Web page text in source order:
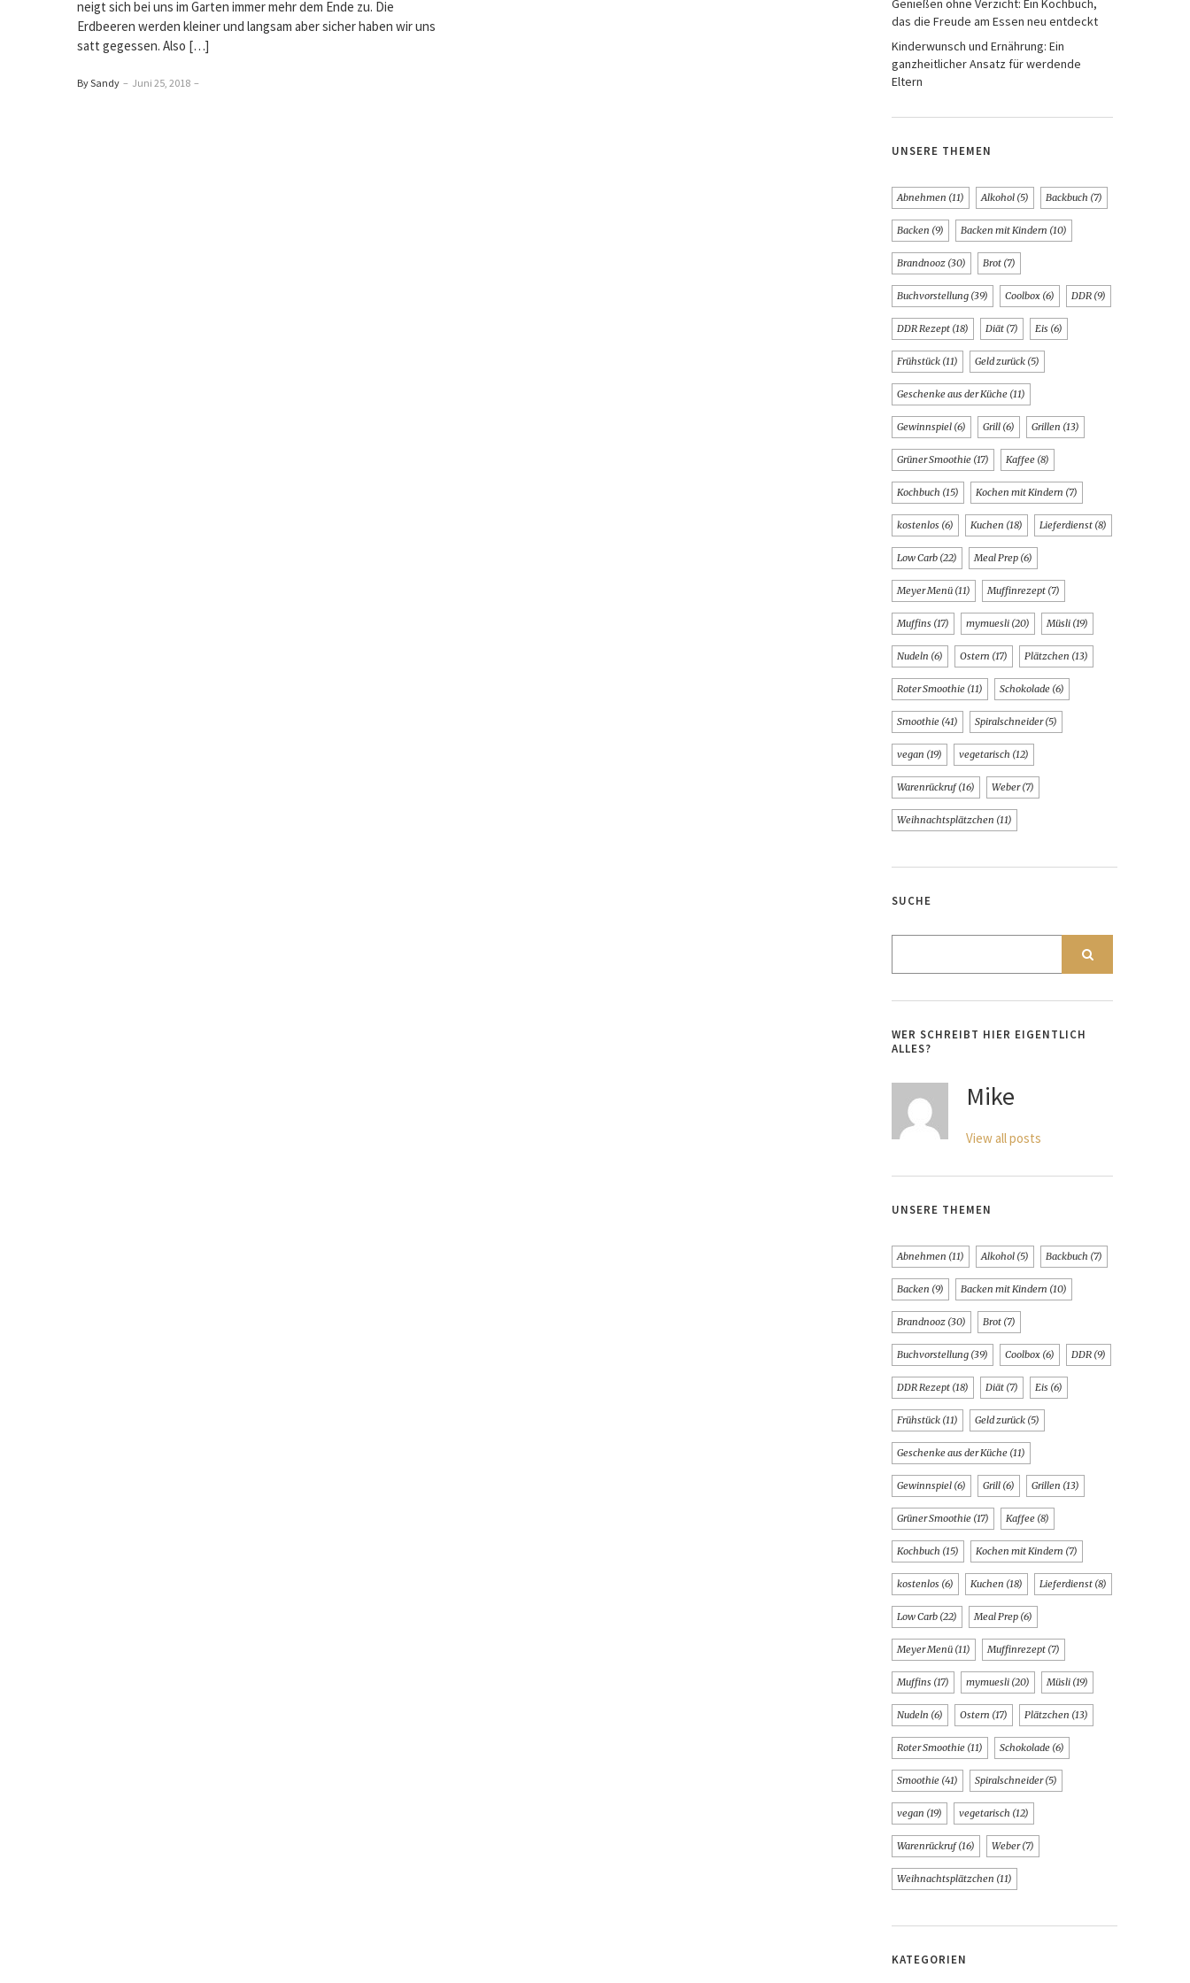
neigt sich bei uns im Garten immer mehr dem Ende zu. Die
Erdbeeren werden kleiner und langsam aber sicher haben wir uns
satt gegessen. Also […]
By Sandy – Juni 25, 2018 –
Genießen ohne Verzicht: Ein Kochbuch,
das die Freude am Essen neu entdeckt
Kinderwunsch und Ernährung: Ein
ganzheitlicher Ansatz für werdende
Eltern
UNSERE THEMEN
Abnehmen (11) Alkohol (5) Backbuch (7)
Backen (9) Backen mit Kindern (10)
Brandnooz (30) Brot (7)
Buchvorstellung (39) Coolbox (6) DDR (9)
DDR Rezept (18) Diät (7) Eis (6)
Frühstück (11) Geld zurück (5)
Geschenke aus der Küche (11)
Gewinnspiel (6) Grill (6) Grillen (13)
Grüner Smoothie (17) Kaffee (8)
Kochbuch (15) Kochen mit Kindern (7)
kostenlos (6) Kuchen (18) Lieferdienst (8)
Low Carb (22) Meal Prep (6)
Meyer Menü (11) Muffinrezept (7)
Muffins (17) mymuesli (20) Müsli (19)
Nudeln (6) Ostern (17) Plätzchen (13)
Roter Smoothie (11) Schokolade (6)
Smoothie (41) Spiralschneider(5)
vegan (19) vegetarisch (12)
Warenrückruf(16) Weber(7)
Weihnachtsplätzchen (11)
SUCHE
WER SCHREIBT HIER EIGENTLICH
ALLES?
Mike
View all posts
UNSERE THEMEN
Abnehmen (11) Alkohol (5) Backbuch (7)
Backen (9) Backen mit Kindern (10)
Brandnooz (30) Brot (7)
Buchvorstellung (39) Coolbox (6) DDR (9)
DDR Rezept (18) Diät (7) Eis (6)
Frühstück (11) Geld zurück (5)
Geschenke aus der Küche (11)
Gewinnspiel (6) Grill (6) Grillen (13)
Grüner Smoothie (17) Kaffee (8)
Kochbuch (15) Kochen mit Kindern (7)
kostenlos (6) Kuchen (18) Lieferdienst (8)
Low Carb (22) Meal Prep (6)
Meyer Menü (11) Muffinrezept (7)
Muffins (17) mymuesli (20) Müsli (19)
Nudeln (6) Ostern (17) Plätzchen (13)
Roter Smoothie (11) Schokolade (6)
Smoothie (41) Spiralschneider(5)
vegan (19) vegetarisch (12)
Warenrückruf(16) Weber(7)
Weihnachtsplätzchen (11)
KATEGORIEN